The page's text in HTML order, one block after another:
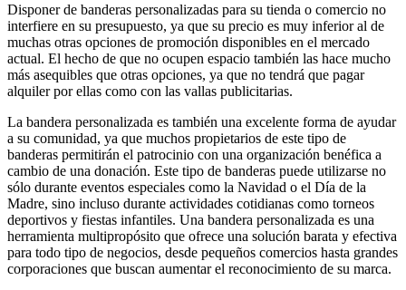
Disponer de banderas personalizadas para su tienda o comercio no
interfiere en su presupuesto, ya que su precio es muy inferior al de
muchas otras opciones de promoción disponibles en el mercado
actual. El hecho de que no ocupen espacio también las hace mucho
más asequibles que otras opciones, ya que no tendrá que pagar
alquiler por ellas como con las vallas publicitarias.
La bandera personalizada es también una excelente forma de ayudar
a su comunidad, ya que muchos propietarios de este tipo de
banderas permitirán el patrocinio con una organización benéfica a
cambio de una donación. Este tipo de banderas puede utilizarse no
sólo durante eventos especiales como la Navidad o el Día de la
Madre, sino incluso durante actividades cotidianas como torneos
deportivos y fiestas infantiles. Una bandera personalizada es una
herramienta multipropósito que ofrece una solución barata y efectiva
para todo tipo de negocios, desde pequeños comercios hasta grandes
corporaciones que buscan aumentar el reconocimiento de su marca.